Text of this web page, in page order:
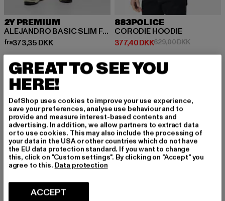
2Y PREMIUM
ALEJANDRO BASIC SLIM FIT JEANS
fra373,35 DKK
Nuværende pris: Fra 373,35 DKK
883POLICE
CORODIE HOODIE
377,40 DKK
Nuværende pris: 377,40 DKK
629,00 DKK
-31%
GREAT TO SEE YOU
HERE!
DefShop uses cookies to improve your use experience,
save your preferences, analyse use behaviour and to
provide and measure interest-based contents and
advertising. In addition, we allow partners to extract data
or to use cookies. This may also include the processing of
your data in the USA or other countries which do not have
the EU data protection standard. If you want to change
this, click on "Custom settings". By clicking on "Accept" you
agree to this. Data protection
ACCEPT